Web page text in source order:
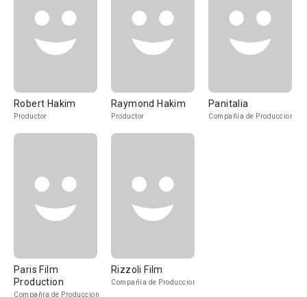
Robert Hakim
Productor
Raymond Hakim
Productor
Panitalia
Compañía de Produccion
Paris Film
Production
Compañía de Produccion
Rizzoli Film
Compañía de Produccion